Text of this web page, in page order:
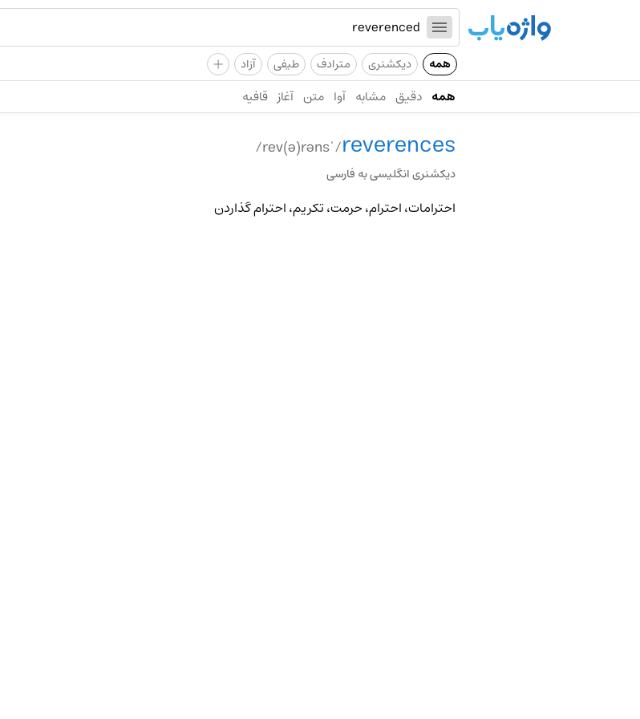
همه دیکشنری مترادف طیفی آزاد +
همه دقیق مشابه آوا متن آغاز قافیه
reverences
/ˈrev(ə)rəns/
دیکشنری انگلیسی به فارسی
احترامات، احترام، حرمت، تکریم، احترام گذاردن